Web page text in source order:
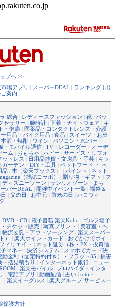
プへ >>
市場アプリ | スーパーDEAL | ランキング | 出
ご案内
総合 | レディースファッション | 靴 | バッ
セサリー | 腕時計 | 下着・ナイトウェア | キ
・健康 | 医薬品・コンタクトレンズ・介護
ー用品・バイク用品 | 食品 | スイーツ・お菓
本酒・焼酎 | ワイン | パソコン・PCパー
・モバイル通信 | TV・レコーダー・オーデ
ーム | おもちゃ | ホビー | サービス・リフォ
ットレス | 日用品雑貨・文房具・手芸 | キッ
| ガーデン・DIY・工具 | ペットフード ・ ペ
品 | 本 （楽天ブックス ） | ポイント | ネット
（雑誌コラボ） | 贈り物・ギフト | フ
ディズニーゾーン | サンリオゾーン | まち
ーパーDEAL | 開催中イベント一覧 | 福袋＆
| 父の日 | お中元 | 敬老の日 | ハロウィ
DVD・CD | 電子書籍 楽天Kobo | ゴルフ場予
・チケット販売 | 写真プリント | 美容室・ヘ
| 物流委託・アウトソーシング | 楽天スーパー
） | 楽天ポイントカード | おでかけでポイ
ィリエイト | ネット証券（株・FX・投資信
子マネー | 決済システム | スマホでカード決
動金利（固定特約付き）・フラット35 | 損害
一括見積もり | インターネット銀行 | ニュー
ROOM | 楽天モバイル | プロバイダ・インタ
| 電話アプリ | 動画配信 | 占い | toto・
| 楽天イーグルス | 楽天グループ サービス一
保護方針